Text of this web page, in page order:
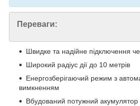
Переваги:
Швидке та надійне підключення
Широкий радіус дії до 10 метрів
Енергозберігаючий режим з
вимкненням
Вбудований потужний акумулятор